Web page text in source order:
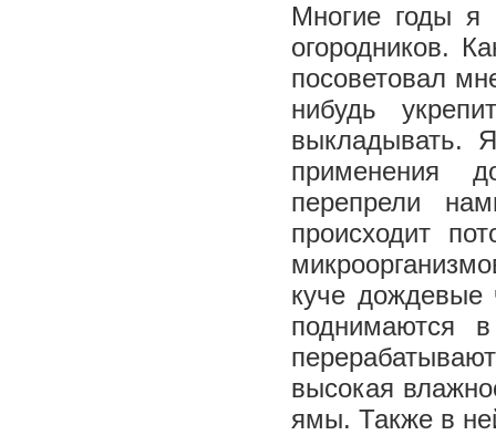
Многие годы я
огородников.
посоветовал
нибудь
выкладывать.
применения
перепрели
происходит
куче дождевые
поднимаются
высокая
ямы. Также в